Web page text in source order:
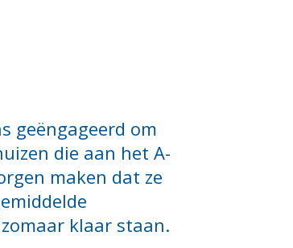
geëngageerd om
die aan het A-
maken dat ze
klaar staan.